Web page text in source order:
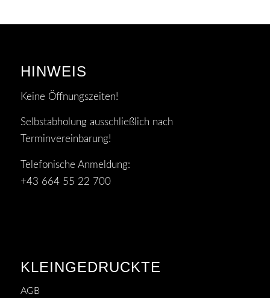
HINWEIS
Keine Öffnungszeiten!
Selbstabholung ausschließlich nach
Terminvereinbarung!
Telefonische Anmeldung:
+43 664 55 22 700
KLEINGEDRUCKTE
AGB